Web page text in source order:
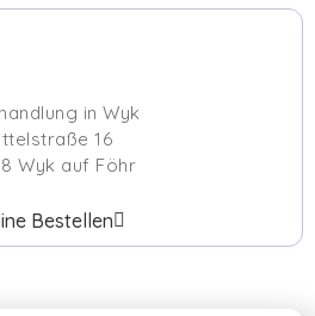
in Wyk
16
Wyk auf Föhr
Bestellen